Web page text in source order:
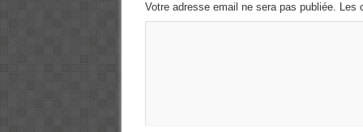
Votre adresse email ne sera pas publiée.